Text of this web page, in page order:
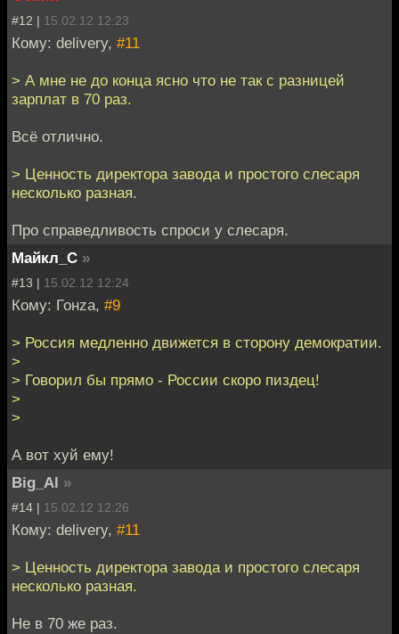
#12 | 15.02.12 12:23
Кому: delivery, #11
> А мне не до конца ясно что не так с разницей
зарплат в 70 раз.
Всё отлично.
> Ценность директора завода и простого слесаря
несколько разная.
Про справедливость спроси у слесаря.
Майкл_С »
#13 | 15.02.12 12:24
Кому: Гонzа, #9
> Россия медленно движется в сторону демократии.
>
> Говорил бы прямо - России скоро пиздец!
>
>
А вот хуй ему!
Big_Al »
#14 | 15.02.12 12:26
Кому: delivery, #11
> Ценность директора завода и простого слесаря
несколько разная.
Не в 70 же раз.